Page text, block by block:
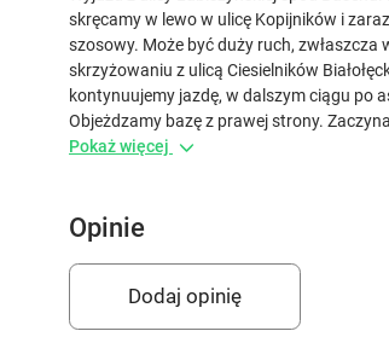
skręcamy w lewo w ulicę Kopijników i
szosowy. Może być duży ruch, zwłaszcza
skrzyżowaniu z ulicą Ciesielników
kontynuujemy jazdę, w dalszym ciągu po
Objeżdzamy bazę z prawej strony.
Pokaż więcej
Opinie
Dodaj opinię